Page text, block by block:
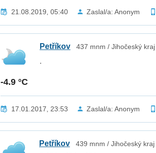
21.08.2019, 05:40 Zaslal/a: Anonym
-4.9 °C
Petříkov 437 mnm / Jihočeský kraj
.
17.01.2017, 23:53 Zaslal/a: Anonym
Petříkov 439 mnm / Jihočeský kraj